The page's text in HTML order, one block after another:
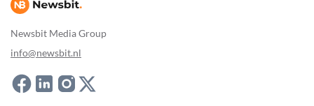
Newsbit Media Group
info@newsbit.nl